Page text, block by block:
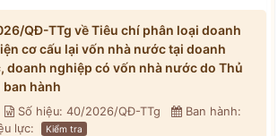
QĐ-TTg về Tiêu chí phân loại doanh
cơ cấu lại vốn nhà nước tại doanh
doanh nghiệp có vốn nhà nước do Thủ
hành
Số hiệu: 40/2026/QĐ-TTg
Ban hành:
lực: Kiểm tra